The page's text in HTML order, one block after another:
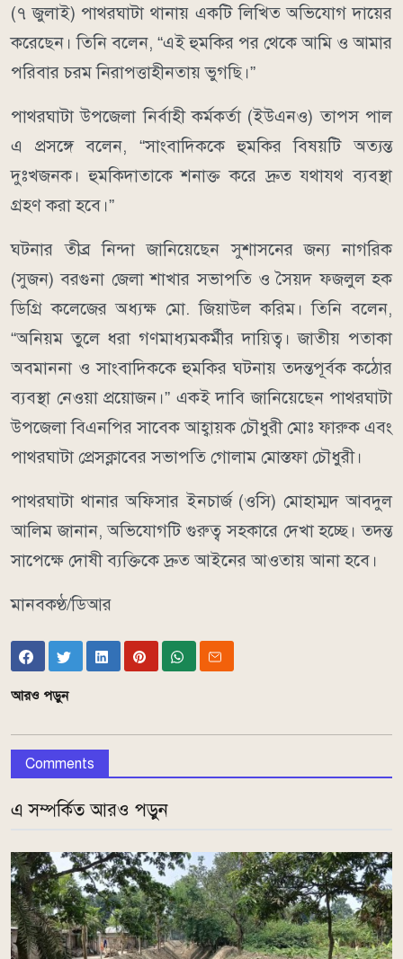
(৭ জুলাই) পাথরঘাটা থানায় একটি লিখিত অভিযোগ দায়ের
করেছেন। তিনি বলেন, “এই হুমকির পর থেকে আমি ও আমার
পরিবার চরম নিরাপত্তাহীনতায় ভুগছি।”
পাথরঘাটা উপজেলা নির্বাহী কর্মকর্তা (ইউএনও) তাপস পাল
এ প্রসঙ্গে বলেন, “সাংবাদিককে হুমকির বিষয়টি অত্যন্ত
দুঃখজনক। হুমকিদাতাকে শনাক্ত করে দ্রুত যথাযথ ব্যবস্থা
গ্রহণ করা হবে।”
ঘটনার তীব্র নিন্দা জানিয়েছেন সুশাসনের জন্য নাগরিক
(সুজন) বরগুনা জেলা শাখার সভাপতি ও সৈয়দ ফজলুল হক
ডিগ্রি কলেজের অধ্যক্ষ মো. জিয়াউল করিম। তিনি বলেন,
“অনিয়ম তুলে ধরা গণমাধ্যমকর্মীর দায়িত্ব। জাতীয় পতাকা
অবমাননা ও সাংবাদিককে হুমকির ঘটনায় তদন্তপূর্বক কঠোর
ব্যবস্থা নেওয়া প্রয়োজন।” একই দাবি জানিয়েছেন পাথরঘাটা
উপজেলা বিএনপির সাবেক আহ্বায়ক চৌধুরী মোঃ ফারুক এবং
পাথরঘাটা প্রেসক্লাবের সভাপতি গোলাম মোস্তফা চৌধুরী।
পাথরঘাটা থানার অফিসার ইনচার্জ (ওসি) মোহাম্মদ আবদুল
আলিম জানান, অভিযোগটি গুরুত্ব সহকারে দেখা হচ্ছে। তদন্ত
সাপেক্ষে দোষী ব্যক্তিকে দ্রুত আইনের আওতায় আনা হবে।
মানবকণ্ঠ/ডিআর
আরও পড়ুন
Comments
এ সম্পর্কিত আরও পড়ুন